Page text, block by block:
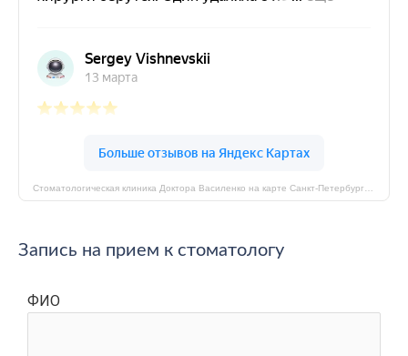
Запись на прием к стоматологу
ФИО